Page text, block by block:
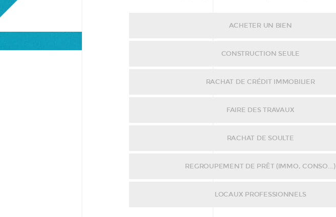
ACHETER UN BIEN
CONSTRUCTION SEULE
RACHAT DE CRÉDIT IMMOBILIER
FAIRE DES TRAVAUX
RACHAT DE SOULTE
REGROUPEMENT DE PRÊT (IMMO, CONSO...)
LOCAUX PROFESSIONNELS